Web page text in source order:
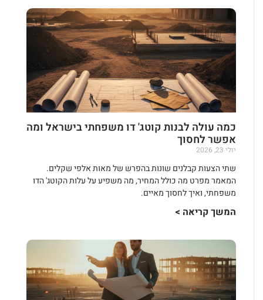
כמה עולה לבנות קוטג' דו משפחתי בישראל ומה
אפשר לחסוך
יולי 23, 2026
שתי הצעות קבלנים שונות בהפרש של מאות אלפי שקלים.
המאמר מפרט מה כולל המחיר, מה משפיע על עלות הקוטג' הדו
משפחתי, ואיך לחסוך מאיים.
המשך קריאה >